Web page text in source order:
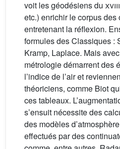
voit les géodésiens du xviii
etc.) enrichir le corpus des
entretenant la réflexion.
formules des Classiques :
Kramp, Laplace. Mais
métrologie démarrent des
l’indice de l’air et
théoriciens, comme Biot
ces tableaux.
s’ensuit nécessite des
des modèles
effectués par des